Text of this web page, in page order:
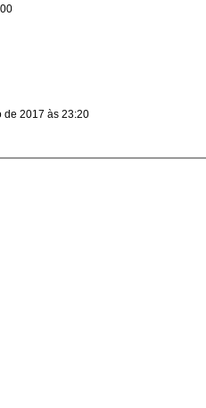
de 2017 às 23:20